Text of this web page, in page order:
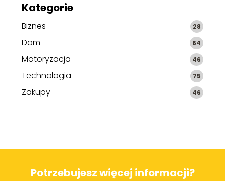
Kategorie
Biznes 28
Dom 64
Motoryzacja 46
Technologia 75
Zakupy 46
Potrzebujesz więcej informacji?